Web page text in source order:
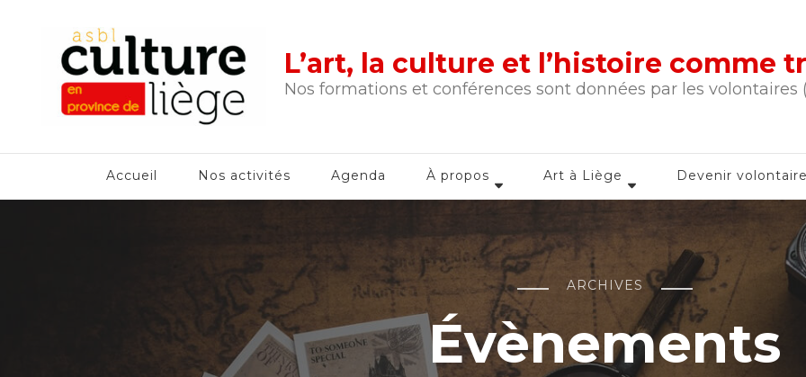
L’art, la culture et l’histoire comme
Nos formations et conférences sont données par les volontaires
Accueil Nos activités Agenda À propos Art à Liège Devenir volontaire
ARCHIVES
Évènements